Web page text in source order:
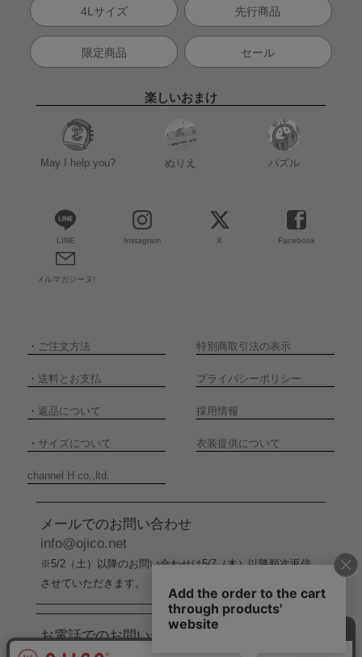
4Lサイズ 先行商品
限定商品 セール
楽しいおまけ
May I help you? ぬりえ パズル
LINE Instagram X Facebook
メルマガジーヌ!
・ ご注文方法 特別商取引法の表示
・ 送料とお支払 プライバシーポリシー
・ 返品について 採用情報
・ サイズについて 衣装提供について
channel H co.,ltd.
メールでのお問い合わせ
info@ojico.net
※5/2（土）以降のお問い合わせは5/7（木）以降順次返信
させていただきます。
お電話でのお問い合わせ